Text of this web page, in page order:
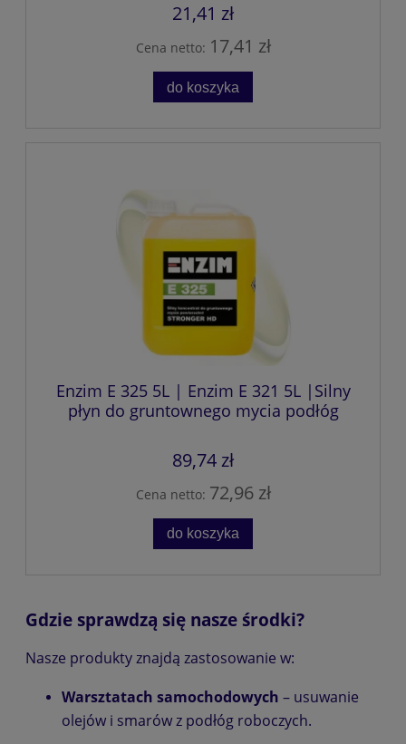
21,41 zł
Cena netto: 17,41 zł
do koszyka
Enzim E 325 5L | Enzim E 321 5L |Silny
płyn do gruntownego mycia podłóg
89,74 zł
Cena netto: 72,96 zł
do koszyka
Gdzie sprawdzą się nasze środki?
Nasze produkty znajdą zastosowanie w:
Warsztatach samochodowych – usuwanie
olejów i smarów z podłóg roboczych.